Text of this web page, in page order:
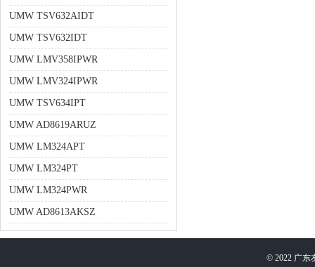
UMW TSV632AIDT
UMW TSV632IDT
UMW LMV358IPWR
UMW LMV324IPWR
UMW TSV634IPT
UMW AD8619ARUZ
UMW LM324APT
UMW LM324PT
UMW LM324PWR
UMW AD8613AKSZ
© 2022 广东